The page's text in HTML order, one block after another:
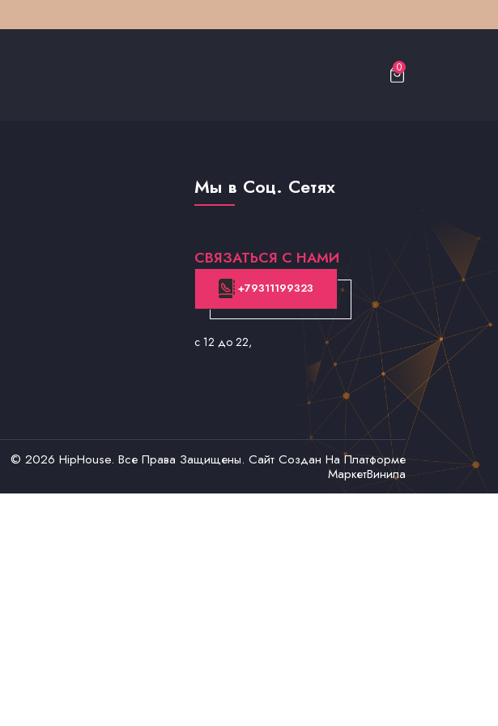
0
Мы в Соц. Сетях
СВЯЗАТЬСЯ С НАМИ
+79311199323
с 12 до 22,
© 2026 HipHouse. Все Права Защищены. Сайт Создан На Платформе
МаркетВинила